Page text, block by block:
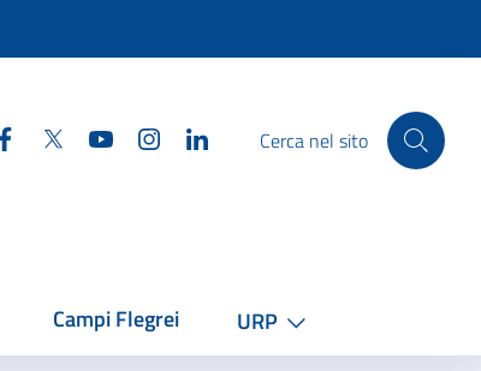
Facebook
Twitter YouTube InstagramLinkedinCerca nel sito
Campi Flegrei URP